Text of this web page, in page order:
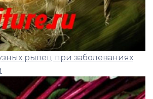
рылец при заболеваниях